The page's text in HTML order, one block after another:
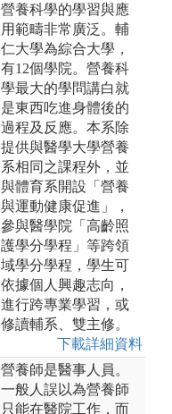
營養科學的學習與應
用範疇非常廣泛。輔
仁大學為綜合大學，
有12個學院。營養科
學最大的學問講白就
是東西吃進身體後的
過程及反應。本系除
提供與醫學大學營養
系相同之課程外，並
與體育系開設「營養
與運動健康促進」，
參與醫學院「高齡照
護學分學程」等跨領
域學分學程，學生可
依據個人興趣志向，
進行跨專業學習，或
修讀輔系、雙主修。
下載詳細資料
營養師是醫事人員。
一般人誤以為營養師
只能在醫院工作，而